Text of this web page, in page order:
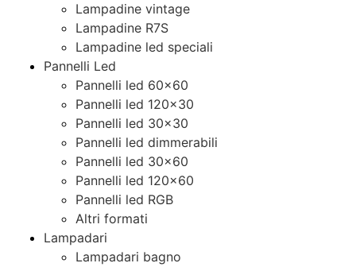
Lampadine vintage
Lampadine R7S
Lampadine led speciali
Pannelli Led
Pannelli led 60×60
Pannelli led 120×30
Pannelli led 30×30
Pannelli led dimmerabili
Pannelli led 30×60
Pannelli led 120×60
Pannelli led RGB
Altri formati
Lampadari
Lampadari bagno